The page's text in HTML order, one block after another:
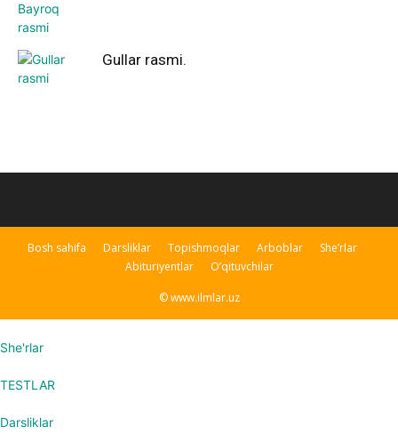
Gullar rasmi.
Bosh sahifa Darsliklar Topishmoqlar Arboblar
She’rlar
Abituriyentlar
O’qituvchilar
© www.ilmlar.uz
She'rlar
TESTLAR
Darsliklar